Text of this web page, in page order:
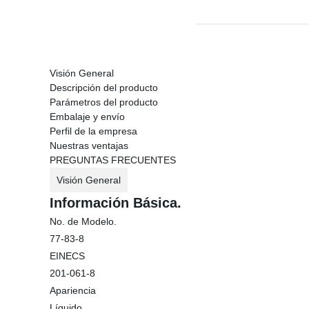
Visión General
Descripción del producto
Parámetros del producto
Embalaje y envío
Perfil de la empresa
Nuestras ventajas
PREGUNTAS FRECUENTES
Visión General
Información Básica.
No. de Modelo.
77-83-8
EINECS
201-061-8
Apariencia